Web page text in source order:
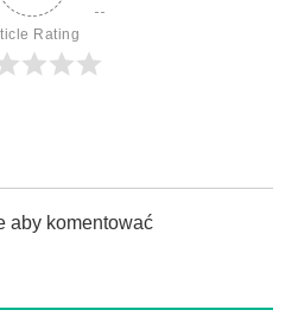
Rating
aby komentować